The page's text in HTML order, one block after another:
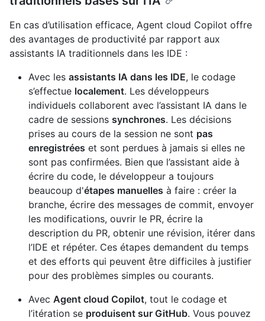
En cas d’utilisation efficace, Agent cloud Copilot offre
des avantages de productivité par rapport aux
assistants IA traditionnels dans les IDE :
Avec les assistants IA dans les IDE, le codage
s’effectue localement. Les développeurs
individuels collaborent avec l’assistant IA dans le
cadre de sessions synchrones. Les décisions
prises au cours de la session ne sont pas
enregistrées et sont perdues à jamais si elles ne
sont pas confirmées. Bien que l’assistant aide à
écrire du code, le développeur a toujours
beaucoup d'étapes manuelles à faire : créer la
branche, écrire des messages de commit, envoyer
les modifications, ouvrir le PR, écrire la
description du PR, obtenir une révision, itérer dans
l’IDE et répéter. Ces étapes demandent du temps
et des efforts qui peuvent être difficiles à justifier
pour des problèmes simples ou courants.
Avec Agent cloud Copilot, tout le codage et
l’itération se produisent sur GitHub. Vous pouvez